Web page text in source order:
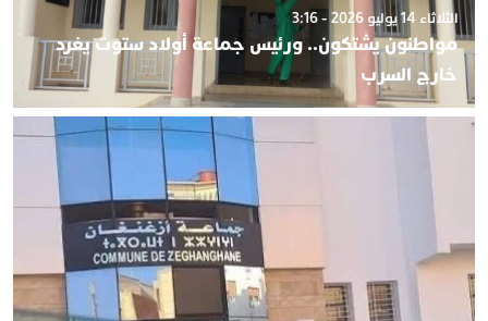
الثلاثاء 14 يوليو 2026 - 3:16
مواطنون يشتكون.. ورئيس جماعة أولاد ستوت يغرد
خارج السرب